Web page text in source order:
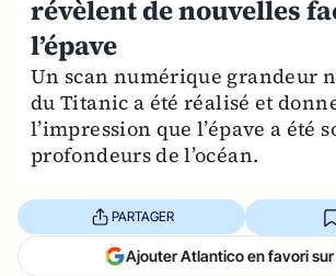
révèlent de nouvelles
l’épave
Un scan numérique grandeur
du Titanic a été réalisé et
l’impression que l’épave a été
profondeurs de l’océan.
PARTAGER
Ajouter Atlantico en favori sur